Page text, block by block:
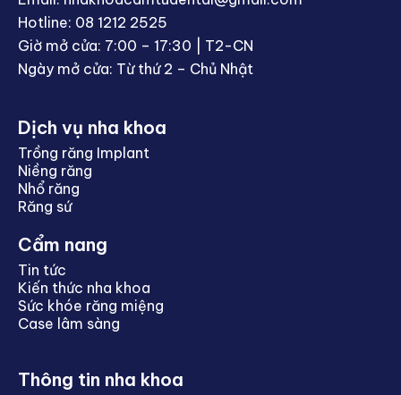
Hotline: 08 1212 2525
Giờ mở cửa: 7:00 – 17:30 | T2-CN
Ngày mở cửa: Từ thứ 2 – Chủ Nhật
Dịch vụ nha khoa
Trồng răng Implant
Niềng răng
Nhổ răng
Răng sứ
Cẩm nang
Tin tức
Kiến thức nha khoa
Sức khóe răng miệng
Case lâm sàng
Thông tin nha khoa